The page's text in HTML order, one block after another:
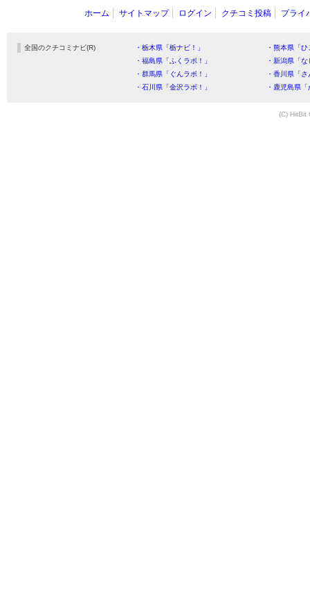
ホーム サイトマップ ログイン クチコミ投稿 プライ
全国のクチコミナビ(R) ・栃木県「栃ナビ！」
・熊本県「
・福島県「ふくラボ！」
・新潟県「
・群馬県「ぐんラボ！」
・香川県「
・石川県「金沢ラボ！」
・鹿児島県
(C) HitBit